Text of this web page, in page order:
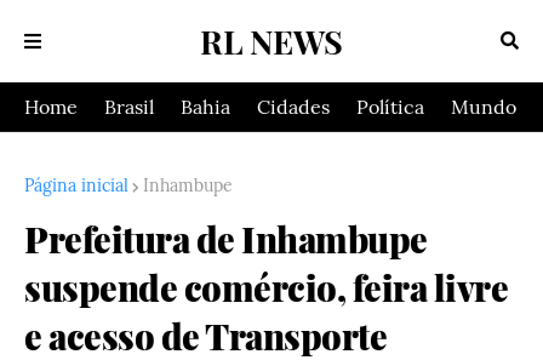
RL NEWS
Home Brasil Bahia Cidades Política Mundo
Página inicial Inhambupe
Prefeitura de Inhambupe
suspende comércio, feira livre
e acesso de Transporte